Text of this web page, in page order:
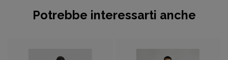
Potrebbe interessarti anche